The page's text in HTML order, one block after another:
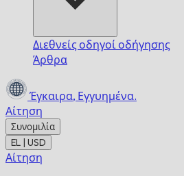
Διεθνείς οδηγοί οδήγησης
Άρθρα
Έγκαιρα, Εγγυημένα.
Αίτηση
Συνομιλία
EL | USD
Αίτηση